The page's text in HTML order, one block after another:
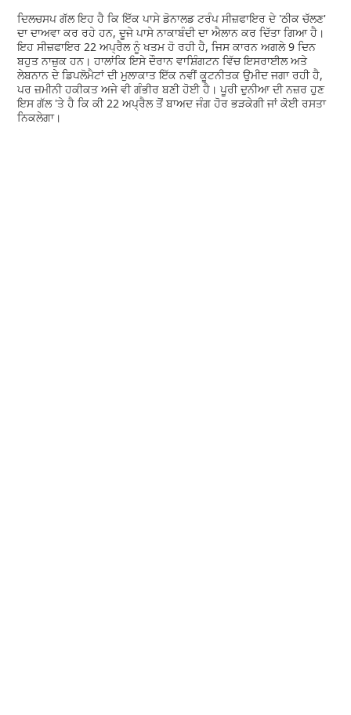
ਦਿਲਚਸਪ ਗੱਲ ਇਹ ਹੈ ਕਿ ਇੱਕ ਪਾਸੇ ਡੋਨਾਲਡ ਟਰੰਪ ਸੀਜ਼ਫਾਇਰ ਦੇ 'ਠੀਕ ਚੱਲਣ'
ਦਾ ਦਾਅਵਾ ਕਰ ਰਹੇ ਹਨ, ਦੂਜੇ ਪਾਸੇ ਨਾਕਾਬੰਦੀ ਦਾ ਐਲਾਨ ਕਰ ਦਿੱਤਾ ਗਿਆ ਹੈ।
ਇਹ ਸੀਜ਼ਫਾਇਰ 22 ਅਪ੍ਰੈਲ ਨੂੰ ਖਤਮ ਹੋ ਰਹੀ ਹੈ, ਜਿਸ ਕਾਰਨ ਅਗਲੇ 9 ਦਿਨ
ਬਹੁਤ ਨਾਜ਼ੁਕ ਹਨ। ਹਾਲਾਂਕਿ ਇਸੇ ਦੌਰਾਨ ਵਾਸ਼ਿੰਗਟਨ ਵਿੱਚ ਇਸਰਾਈਲ ਅਤੇ
ਲੇਬਨਾਨ ਦੇ ਡਿਪਲੋਮੈਟਾਂ ਦੀ ਮੁਲਾਕਾਤ ਇੱਕ ਨਵੀਂ ਕੂਟਨੀਤਕ ਉਮੀਦ ਜਗਾ ਰਹੀ ਹੈ,
ਪਰ ਜ਼ਮੀਨੀ ਹਕੀਕਤ ਅਜੇ ਵੀ ਗੰਭੀਰ ਬਣੀ ਹੋਈ ਹੈ। ਪੂਰੀ ਦੁਨੀਆ ਦੀ ਨਜ਼ਰ ਹੁਣ
ਇਸ ਗੱਲ 'ਤੇ ਹੈ ਕਿ ਕੀ 22 ਅਪ੍ਰੈਲ ਤੋਂ ਬਾਅਦ ਜੰਗ ਹੋਰ ਭੜਕੇਗੀ ਜਾਂ ਕੋਈ ਰਸਤਾ
ਨਿਕਲੇਗਾ।